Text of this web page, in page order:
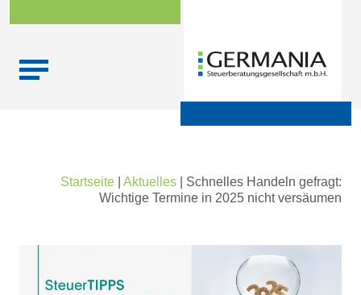
Startseite Aktuelles
Schnelles Handeln gefragt:
Wichtige Termine in 2025 nicht versäumen